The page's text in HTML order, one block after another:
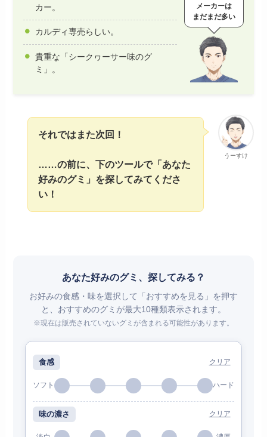
カー。
カルディ専売らしい。
貴重な「シークヮーサー味のグ
ミ」。
メーカーは
まだまだ多い
うーすけ
それではまた次回！
……の前に、下のツールで「あなた
好みのグミ」を探してみてくださ
い！
あなた好みのグミ、探してみる？
お好みの食感・味を選択して「おすすめを見る」を押す
と、おすすめのグミが最大10種類表示されます。
※現在は販売されていないグミが含まれる可能性があります。
食感 クリア
ソフト ハード
味の濃さ クリア